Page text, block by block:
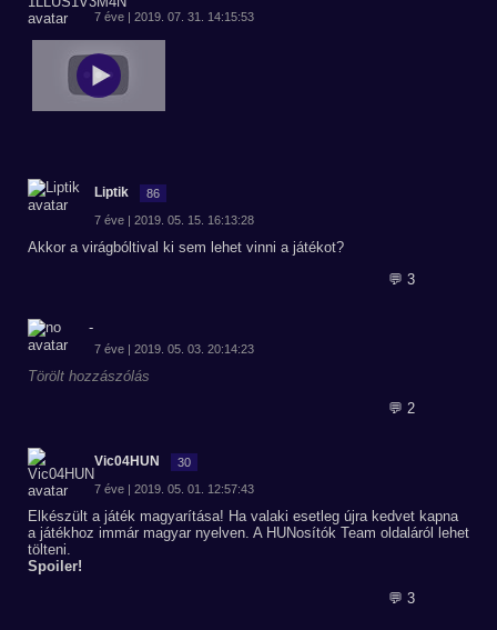
7 éve | 2019. 07. 31. 14:15:53
Liptik 86
7 éve | 2019. 05. 15. 16:13:28
Akkor a virágbóltival ki sem lehet vinni a játékot?
💬 3
-
7 éve | 2019. 05. 03. 20:14:23
Törölt hozzászólás
💬 2
Vic04HUN 30
7 éve | 2019. 05. 01. 12:57:43
Elkészült a játék magyarítása! Ha valaki esetleg újra kedvet kapna
a játékhoz immár magyar nyelven. A HUNosítók Team oldaláról lehet
tölteni.
Spoiler!
💬 3